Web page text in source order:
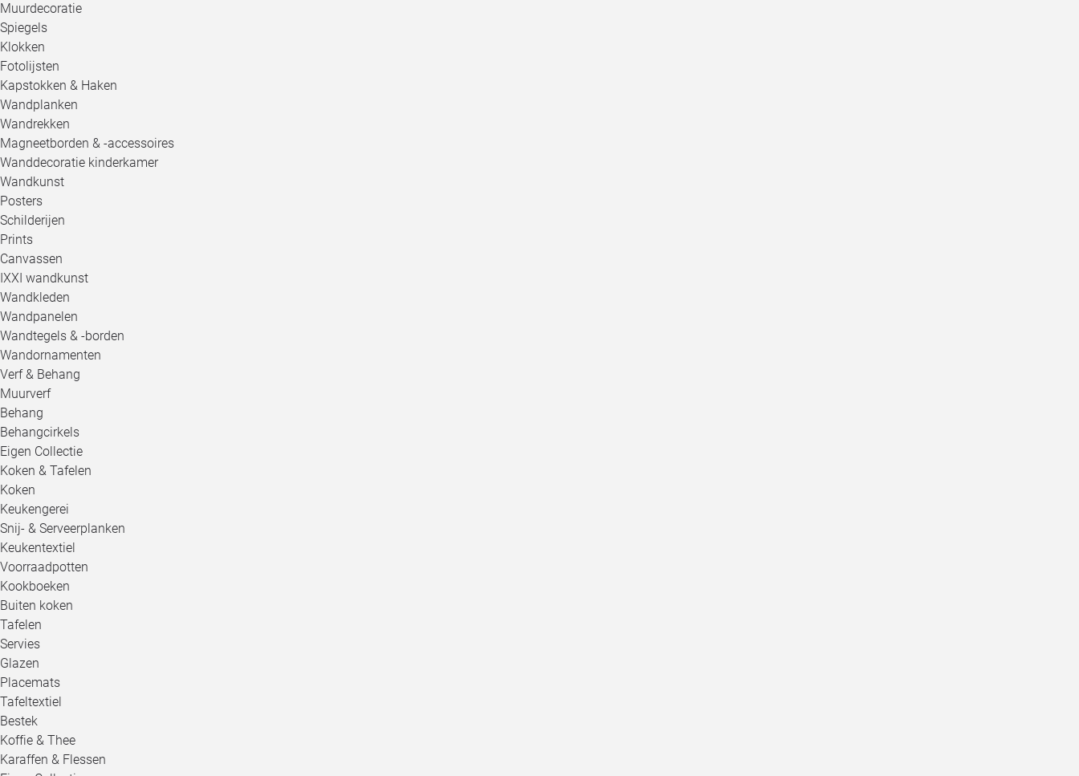
Muurdecoratie
Spiegels
Klokken
Fotolijsten
Kapstokken & Haken
Wandplanken
Wandrekken
Magneetborden & -accessoires
Wanddecoratie kinderkamer
Wandkunst
Posters
Schilderijen
Prints
Canvassen
IXXI wandkunst
Wandkleden
Wandpanelen
Wandtegels & -borden
Wandornamenten
Verf & Behang
Muurverf
Behang
Behangcirkels
Eigen Collectie
Koken & Tafelen
Koken
Keukengerei
Snij- & Serveerplanken
Keukentextiel
Voorraadpotten
Kookboeken
Buiten koken
Tafelen
Servies
Glazen
Placemats
Tafeltextiel
Bestek
Koffie & Thee
Karaffen & Flessen